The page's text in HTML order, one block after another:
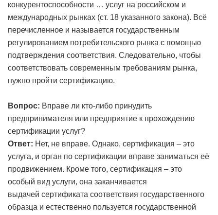
конкурентоспособности … услуг на российском и
международных рынках (ст. 18 указанного закона). Всё
перечисленное и называется государственным
регулированием потребительского рынка с помощью
подтверждения соответствия. Следовательно, чтобы
соответствовать современным требованиям рынка,
нужно пройти сертификацию.
Вопрос: Вправе ли кто-либо принудить
предпринимателя или предприятие к прохождению
сертификации услуг?
Ответ: Нет, не вправе. Однако, сертификация – это
услуга, и орган по сертификации вправе заниматься её
продвижением. Кроме того, сертификация – это
особый вид услуги, она заканчивается
выдачей сертификата соответствия государственного
образца и естественно пользуется государственной